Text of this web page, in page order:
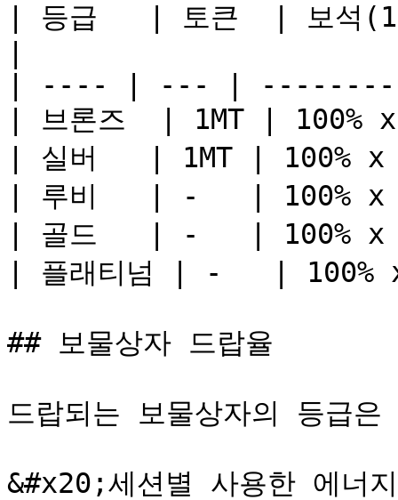
| 등급   | 토큰  | 보석
| ---- | --- |
| 브론즈  | 1MT |
| 실버   | 1MT |
| 루비   | -   | 100%
| 골드   | -   | 100%
| 플래티넘 | -   | 100%
## 보물상자 드랍율
드랍되는 보물상자의 등급
&#x20;세션별 사용한 에너